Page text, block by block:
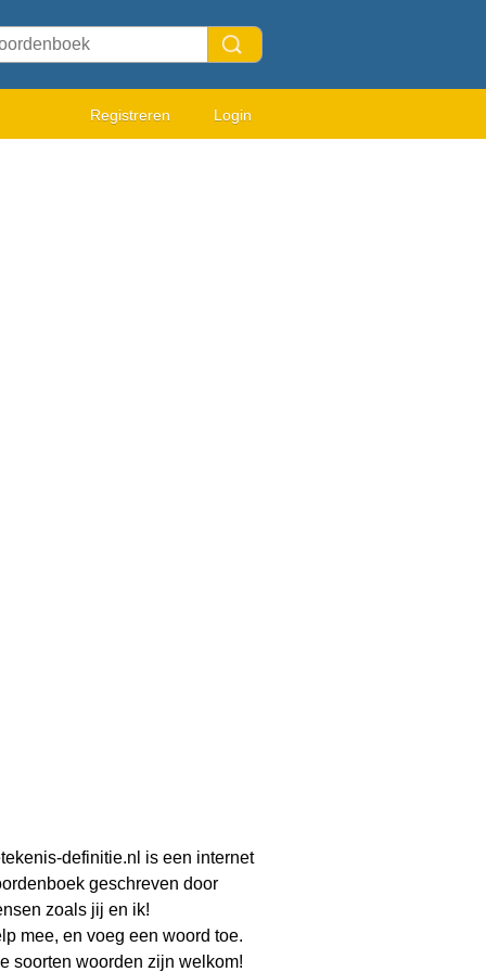
Registreren Login
definitie.nl is een internet
geschreven door
zoals jij en ik!
mee, en voeg een woord toe.
soorten woorden zijn welkom!